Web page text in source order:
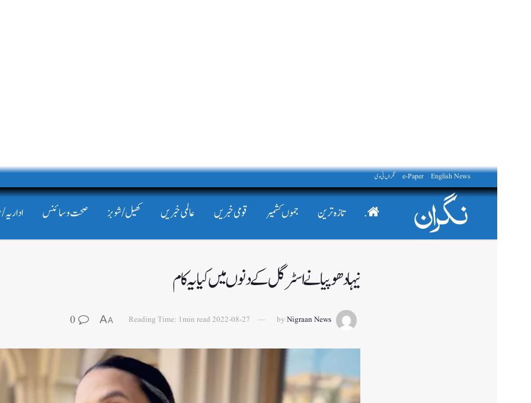
English News
e-Paper نگراں ٹی وی
. تازہ ترین جموں کشمیر قومی خبریں عالمی خبریں کھیل/شوبز صحت و سائنس
نیہا دھوپیا نے اسٹرگل کے دنوں میں کیا یہ کام
by Nigraan News
2022-08-27
Reading Time: 1min read
A
A